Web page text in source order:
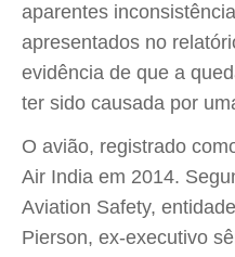
aparentes
apresentados no
evidência de que a
ter sido causada por
O avião, registrado
Air India em 2014.
Aviation Safety,
Pierson, ex-executivo